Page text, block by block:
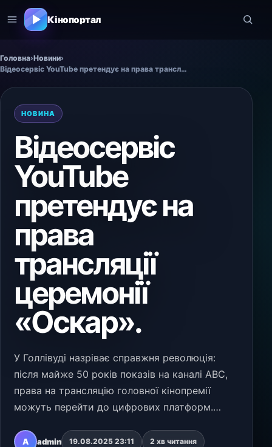
Кінопортал
Головна›Новини›
Відеосервіс YouTube претендує на права трансляції церемонії «Оскар».
НОВИНА
Відеосервіс
YouTube
претендує на
права
трансляції
церемонії
«Оскар».
У Голлівуді назріває справжня революція:
після майже 50 років показів на каналі ABC,
права на трансляцію головної кінопремії
можуть перейти до цифрових платформ.
лише розглядають можливість придбати
A admin 19.08.2025 23:11 2 хв читання